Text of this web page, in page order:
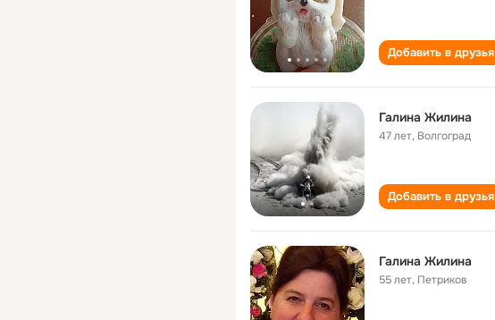
Добавить в друзья
Галина Жилина
47 лет, Волгоград
Добавить в друзья
Галина Жилина
55 лет, Петриков